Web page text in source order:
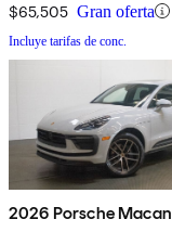
$65,505 Gran oferta
Incluye tarifas de conc.
2026 Porsche Macan